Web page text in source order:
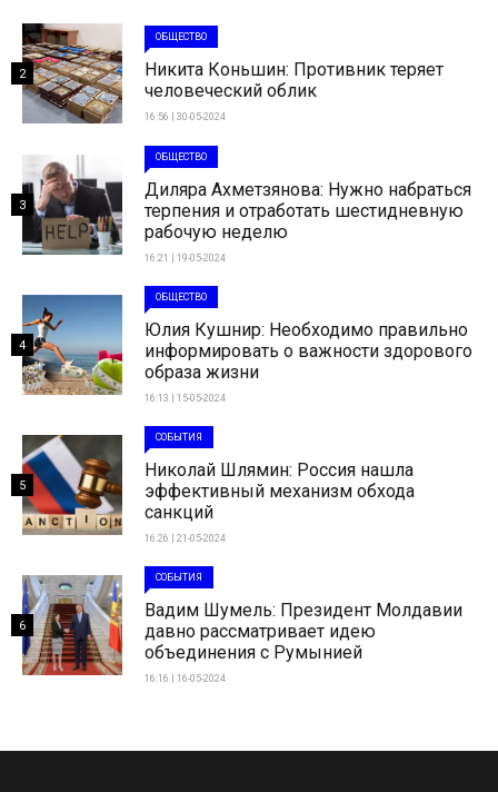
ОБЩЕСТВО
Никита Коньшин: Противник теряет
человеческий облик
16:56 | 30-05-2024
2
ОБЩЕСТВО
Диляра Ахметзянова: Нужно набраться
терпения и отработать шестидневную
рабочую неделю
16:21 | 19-05-2024
3
ОБЩЕСТВО
Юлия Кушнир: Необходимо правильно
информировать о важности здорового
образа жизни
16:13 | 15-05-2024
4
СОБЫТИЯ
Николай Шлямин: Россия нашла
эффективный механизм обхода
санкций
16:26 | 21-05-2024
5
СОБЫТИЯ
Вадим Шумель: Президент Молдавии
давно рассматривает идею
объединения с Румынией
16:16 | 16-05-2024
6